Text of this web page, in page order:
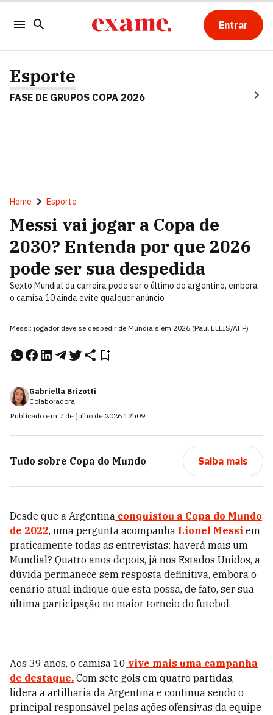
Entrar
Esporte
FASE DE GRUPOS COPA 2026
Home Esporte
Messi vai jogar a Copa de
2030? Entenda por que 2026
pode ser sua despedida
Sexto Mundial da carreira pode ser o último do argentino, embora
o camisa 10 ainda evite qualquer anúncio
Messi: jogador deve se despedir de Mundiais em 2026 (Paul ELLIS/AFP)
Gabriella Brizotti
Colaboradora
Publicado em 7 de julho de 2026 12h09.
Tudo sobre Copa do Mundo Saiba mais
Desde que a Argentina conquistou a Copa do Mundo
de 2022, uma pergunta acompanha Lionel Messi em
praticamente todas as entrevistas: haverá mais um
Mundial? Quatro anos depois, já nos Estados Unidos, a
dúvida permanece sem resposta definitiva, embora o
cenário atual indique que esta possa, de fato, ser sua
última participação no maior torneio do futebol.
Aos 39 anos, o camisa 10 vive mais uma campanha
de destaque. Com sete gols em quatro partidas,
lidera a artilharia da Argentina e continua sendo o
principal responsável pelas ações ofensivas da equipe